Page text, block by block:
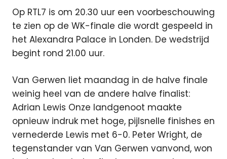
Op RTL7 is om 20.30 uur een voorbeschouwing
te zien op de WK-finale die wordt gespeeld in
het Alexandra Palace in Londen. De wedstrijd
begint rond 21.00 uur.
Van Gerwen liet maandag in de halve finale
weinig heel van de andere halve finalist:
Adrian Lewis Onze landgenoot maakte
opnieuw indruk met hoge, pijlsnelle finishes en
vernederde Lewis met 6-0. Peter Wright, de
tegenstander van Van Gerwen vanvond, won